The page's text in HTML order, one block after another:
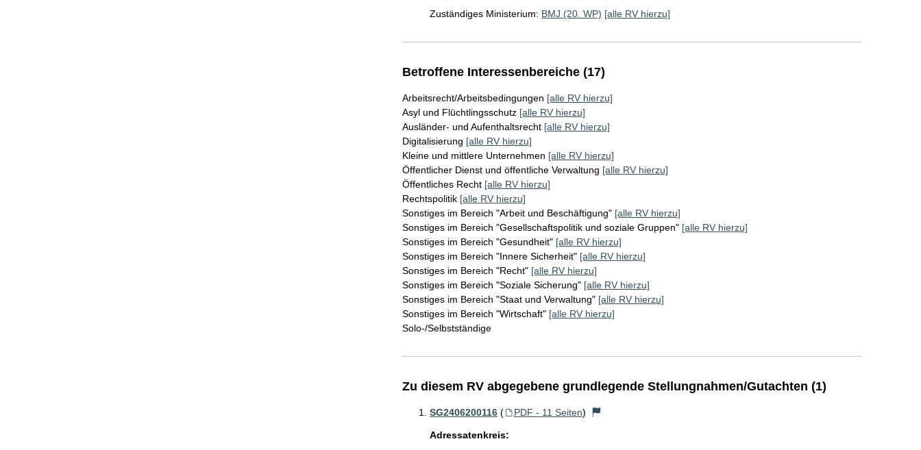
Zuständiges Ministerium: BMJ (20. WP) [alle RV hierzu]
Betroffene Interessenbereiche (17)
Arbeitsrecht/Arbeitsbedingungen [alle RV hierzu]
Asyl und Flüchtlingsschutz [alle RV hierzu]
Ausländer- und Aufenthaltsrecht [alle RV hierzu]
Digitalisierung [alle RV hierzu]
Kleine und mittlere Unternehmen [alle RV hierzu]
Öffentlicher Dienst und öffentliche Verwaltung [alle RV hierzu]
Öffentliches Recht [alle RV hierzu]
Rechtspolitik [alle RV hierzu]
Sonstiges im Bereich "Arbeit und Beschäftigung" [alle RV hierzu]
Sonstiges im Bereich "Gesellschaftspolitik und soziale Gruppen" [alle RV hierzu]
Sonstiges im Bereich "Gesundheit" [alle RV hierzu]
Sonstiges im Bereich "Innere Sicherheit" [alle RV hierzu]
Sonstiges im Bereich "Recht" [alle RV hierzu]
Sonstiges im Bereich "Soziale Sicherung" [alle RV hierzu]
Sonstiges im Bereich "Staat und Verwaltung" [alle RV hierzu]
Sonstiges im Bereich "Wirtschaft" [alle RV hierzu]
Solo-/Selbstständige
Zu diesem RV abgegebene grundlegende Stellungnahmen/Gutachten (1)
SG2406200116 ( PDF - 11 Seiten)
Adressatenkreis: